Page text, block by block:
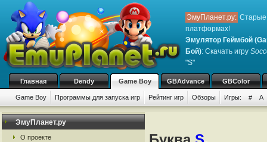
ЭмуПланет.ру: Старые
платформах!
Эмулятор Геймбой
Бой): Скачать игру
"S"
Главная Dendy Game Boy GBAdvance GBColor
Game Boy Программы для запуска игр Рейтинг игр Обзоры Игры: # A
ЭмуПланет.ру
О проекте